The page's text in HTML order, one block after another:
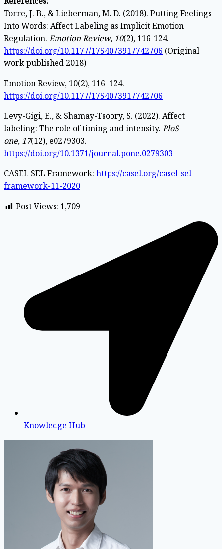
Torre, J. B., & Lieberman, M. D. (2018). Putting Feelings
Into Words: Affect Labeling as Implicit Emotion
Regulation.Emotion Review,10(2), 116-124.
https://doi.org/10.1177/1754073917742706(Original
work published 2018)
Emotion Review, 10(2), 116–124.
https://doi.org/10.1177/1754073917742706
Levy-Gigi, E., & Shamay-Tsoory, S. (2022). Affect
labeling: The role of timing and intensity.PloS
one,17(12), e0279303.
https://doi.org/10.1371/journal.pone.0279303
CASEL SEL Framework:https://casel.org/casel-sel-
framework-11-2020
Post Views: 1,709
Knowledge Hub